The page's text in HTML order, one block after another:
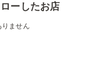
ーしたお店
ません